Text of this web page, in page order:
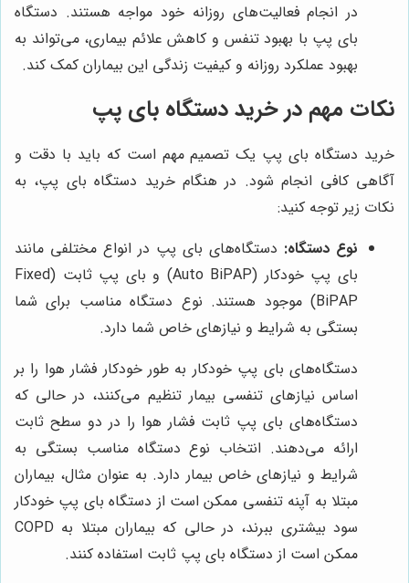
در انجام فعالیت‌های روزانه خود مواجه هستند. دستگاه
بای پپ با بهبود تنفس و کاهش علائم بیماری، می‌تواند به
بهبود عملکرد روزانه و کیفیت زندگی این بیماران کمک کند.
نکات مهم در خرید دستگاه بای پپ
خرید دستگاه بای پپ یک تصمیم مهم است که باید با دقت و
آگاهی کافی انجام شود. در هنگام خرید دستگاه بای پپ، به
نکات زیر توجه کنید:
نوع دستگاه: دستگاه‌های بای پپ در انواع مختلفی مانند
بای پپ خودکار (Auto BiPAP) و بای پپ ثابت (Fixed
BiPAP) موجود هستند. نوع دستگاه مناسب برای شما
بستگی به شرایط و نیازهای خاص شما دارد.
دستگاه‌های بای پپ خودکار به طور خودکار فشار هوا را بر
اساس نیازهای تنفسی بیمار تنظیم می‌کنند، در حالی که
دستگاه‌های بای پپ ثابت فشار هوا را در دو سطح ثابت
ارائه می‌دهند. انتخاب نوع دستگاه مناسب بستگی به
شرایط و نیازهای خاص بیمار دارد. به عنوان مثال، بیماران
مبتلا به آپنه تنفسی ممکن است از دستگاه بای پپ خودکار
سود بیشتری ببرند، در حالی که بیماران مبتلا به COPD
ممکن است از دستگاه بای پپ ثابت استفاده کنند.